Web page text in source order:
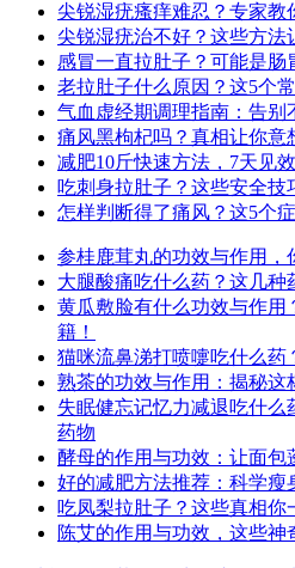
尖锐湿疣瘙痒难忍？专家教
尖锐湿疣治不好？这些方法
感冒一直拉肚子？可能是肠
老拉肚子什么原因？这5个
气血虚经期调理指南：告别
痛风黑枸杞吗？真相让你意
减肥10斤快速方法，7天见
吃刺身拉肚子？这些安全技
怎样判断得了痛风？这5个
参桂鹿茸丸的功效与作用，
大腿酸痛吃什么药？这几种
黄瓜敷脸有什么功效与作用
籍！
猫咪流鼻涕打喷嚏吃什么药
熟茶的功效与作用：揭秘这
失眠健忘记忆力减退吃什
药物
酵母的作用与功效：让面包
好的减肥方法推荐：科学瘦
吃凤梨拉肚子？这些真相你
陈艾的作用与功效，这些神